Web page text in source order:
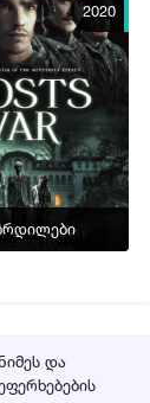
2020
და